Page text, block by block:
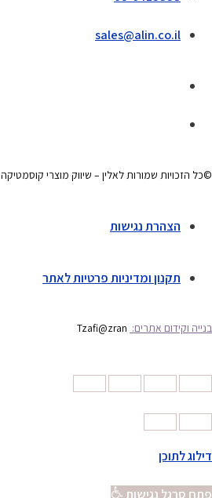
sales@alin.co.il
©כל הזכויות שמורות לאלין – שיווק מוצרי קוסמטיקה
הצהרת נגישות
תקנון ומדיניות פרטיות לאתר
בנייה וקידום אתרים: Tzafi@zran
דילוג לתוכן
פתח סרגל נגישות